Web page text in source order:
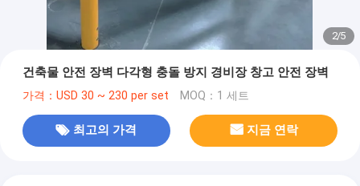
2/5
건축물 안전 장벽 다각형 충돌 방지 경비장 창고 안전 장벽
가격：USD 30 ~ 230 per set MOQ：1 세트
최고의 가격 지금 연락